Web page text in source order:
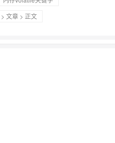
> 文章 > 正文